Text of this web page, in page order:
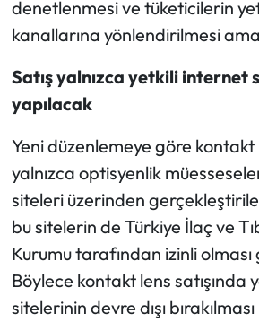
denetlenmesi ve tüketicilerin
kanallarına yönlendirilmesi
Satış yalnızca yetkili internet
yapılacak
Yeni düzenlemeye göre kontakt
yalnızca optisyenlik
siteleri üzerinden
bu sitelerin de Türkiye İlaç ve
Kurumu tarafından izinli
Böylece kontakt lens satışında
sitelerinin devre dışı